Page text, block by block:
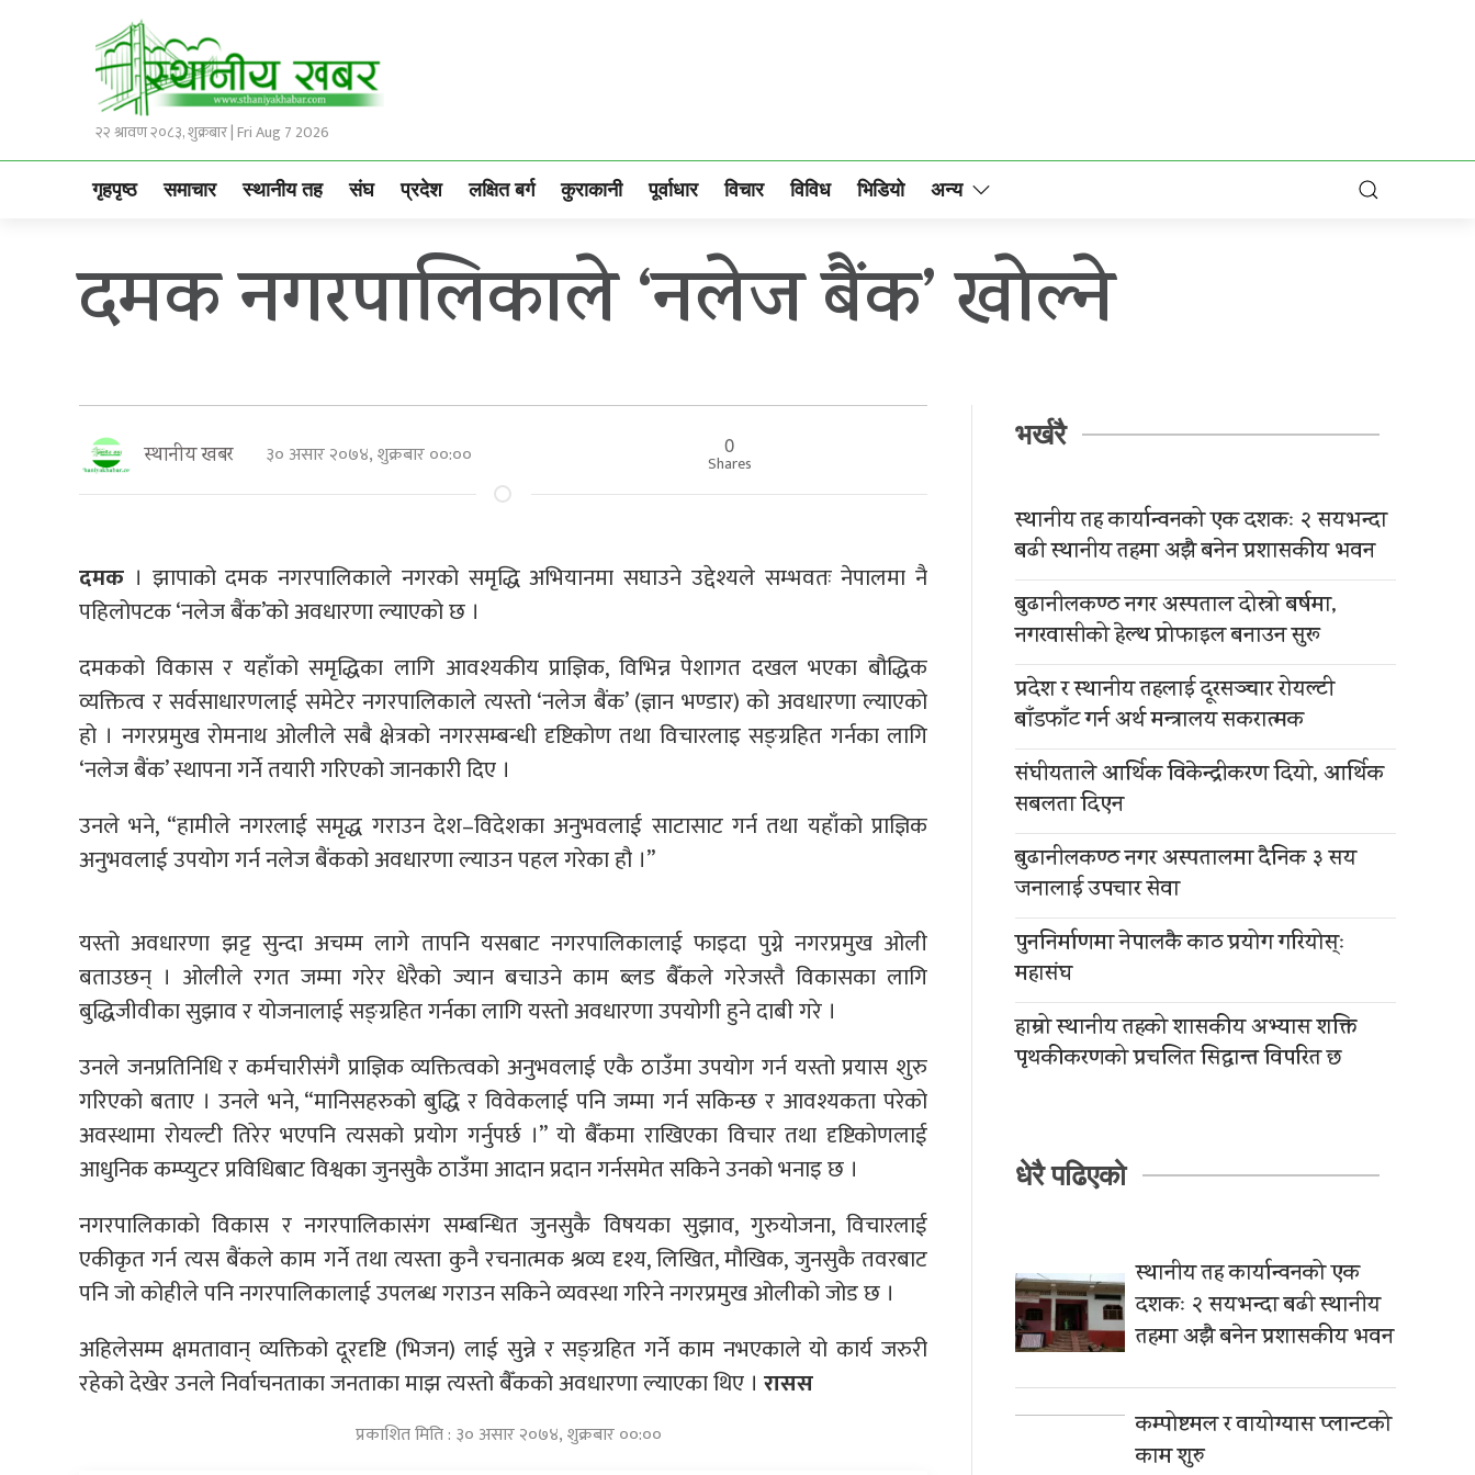
२२ श्रावण २०८३, शुक्रबार | Fri Aug 7 2026
गृहपृष्ठ समाचार स्थानीय तह संघ प्रदेश लक्षित बर्ग कुराकानी पूर्वाधार विचार विविध भिडियो अन्य
दमक नगरपालिकाले ‘नलेज बैंक’ खोल्ने
स्थानीय खबर ३० असार २०७४, शुक्रबार ००:०० 0
Shares
दमक । झापाको दमक नगरपालिकाले नगरको समृद्धि अभियानमा सघाउने उद्देश्यले सम्भवतः नेपालमा नै
पहिलोपटक ‘नलेज बैंक’को अवधारणा ल्याएको छ ।
दमकको विकास र यहाँको समृद्धिका लागि आवश्यकीय प्राज्ञिक, विभिन्न पेशागत दखल भएका बौद्धिक
व्यक्तित्व र सर्वसाधारणलाई समेटेर नगरपालिकाले त्यस्तो ‘नलेज बैंक’ (ज्ञान भण्डार) को अवधारणा ल्याएको
हो । नगरप्रमुख रोमनाथ ओलीले सबै क्षेत्रको नगरसम्बन्धी दृष्टिकोण तथा विचारलाइ सङ्ग्रहित गर्नका लागि
‘नलेज बैंक’ स्थापना गर्ने तयारी गरिएको जानकारी दिए ।
उनले भने, “हामीले नगरलाई समृद्ध गराउन देश–विदेशका अनुभवलाई साटासाट गर्न तथा यहाँको प्राज्ञिक
अनुभवलाई उपयोग गर्न नलेज बैंकको अवधारणा ल्याउन पहल गरेका हौ ।”
यस्तो अवधारणा झट्ट सुन्दा अचम्म लागे तापनि यसबाट नगरपालिकालाई फाइदा पुग्ने नगरप्रमुख ओली
बताउछन् । ओलीले रगत जम्मा गरेर धेरैको ज्यान बचाउने काम ब्लड बैँकले गरेजस्तै विकासका लागि
बुद्धिजीवीका सुझाव र योजनालाई सङ्ग्रहित गर्नका लागि यस्तो अवधारणा उपयोगी हुने दाबी गरे ।
उनले जनप्रतिनिधि र कर्मचारीसंगै प्राज्ञिक व्यक्तित्वको अनुभवलाई एकै ठाउँमा उपयोग गर्न यस्तो प्रयास शुरु
गरिएको बताए । उनले भने, “मानिसहरुको बुद्धि र विवेकलाई पनि जम्मा गर्न सकिन्छ र आवश्यकता परेको
अवस्थामा रोयल्टी तिरेर भएपनि त्यसको प्रयोग गर्नुपर्छ ।” यो बैँकमा राखिएका विचार तथा दृष्टिकोणलाई
आधुनिक कम्प्युटर प्रविधिबाट विश्वका जुनसुकै ठाउँमा आदान प्रदान गर्नसमेत सकिने उनको भनाइ छ ।
नगरपालिकाको विकास र नगरपालिकासंग सम्बन्धित जुनसुकै विषयका सुझाव, गुरुयोजना, विचारलाई
एकीकृत गर्न त्यस बैंकले काम गर्ने तथा त्यस्ता कुनै रचनात्मक श्रव्य दृश्य, लिखित, मौखिक, जुनसुकै तवरबाट
पनि जो कोहीले पनि नगरपालिकालाई उपलब्ध गराउन सकिने व्यवस्था गरिने नगरप्रमुख ओलीको जोड छ ।
अहिलेसम्म क्षमतावान् व्यक्तिको दूरदृष्टि (भिजन) लाई सुन्ने र सङ्ग्रहित गर्ने काम नभएकाले यो कार्य जरुरी
रहेको देखेर उनले निर्वाचनताका जनताका माझ त्यस्तो बैँकको अवधारणा ल्याएका थिए । रासस
प्रकाशित मिति : ३० असार २०७४, शुक्रबार ००:००
भर्खरै
स्थानीय तह कार्यान्वनको एक दशकः २ सयभन्दा
बढी स्थानीय तहमा अझै बनेन प्रशासकीय भवन
बुढानीलकण्ठ नगर अस्पताल दोस्रो बर्षमा,
नगरवासीको हेल्थ प्रोफाइल बनाउन सुरू
प्रदेश र स्थानीय तहलाई दूरसञ्चार रोयल्टी
बाँडफाँट गर्न अर्थ मन्त्रालय सकरात्मक
संघीयताले आर्थिक विकेन्द्रीकरण दियो, आर्थिक
सबलता दिएन
बुढानीलकण्ठ नगर अस्पतालमा दैनिक ३ सय
जनालाई उपचार सेवा
पुननिर्माणमा नेपालकै काठ प्रयोग गरियोस्ः
महासंघ
हाम्रो स्थानीय तहको शासकीय अभ्यास शक्ति
पृथकीकरणको प्रचलित सिद्धान्त विपरित छ
धेरै पढिएको
स्थानीय तह कार्यान्वनको एक
दशकः २ सयभन्दा बढी स्थानीय
तहमा अझै बनेन प्रशासकीय भवन
कम्पोष्टमल र वायोग्यास प्लान्टको
काम शुरु